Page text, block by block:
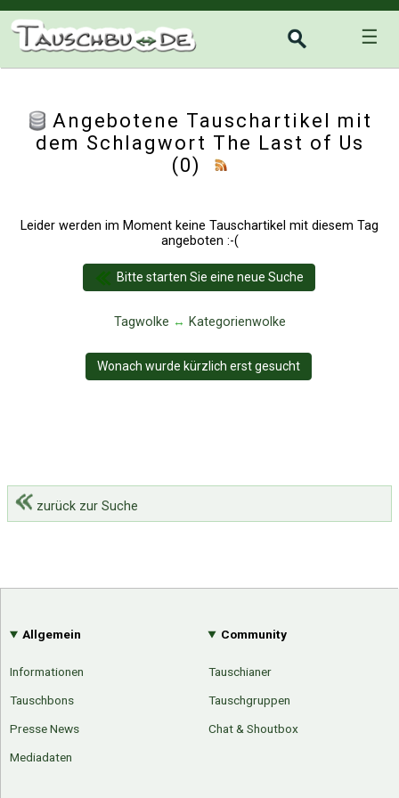
☰
Angebotene Tauschartikel mit
dem Schlagwort The Last of Us
(0)
Leider werden im Moment keine Tauschartikel mit diesem Tag
angeboten :-(
Bitte starten Sie eine neue Suche
Tagwolke ↔ Kategorienwolke
Wonach wurde kürzlich erst gesucht
zurück zur Suche
Allgemein
Informationen
Tauschbons
Presse News
Mediadaten
Community
Tauschianer
Tauschgruppen
Chat & Shoutbox